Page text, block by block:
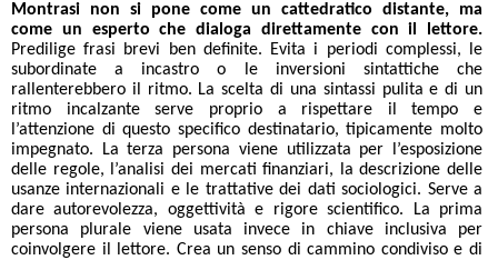
Montrasi non si pone come un cattedratico distante, ma
come un esperto che dialoga direttamente con il lettore.
Predilige frasi brevi ben definite. Evita i periodi complessi, le
subordinate a incastro o le inversioni sintattiche che
rallenterebbero il ritmo. La scelta di una sintassi pulita e di un
ritmo incalzante serve proprio a rispettare il tempo e
l’attenzione di questo specifico destinatario, tipicamente molto
impegnato. La terza persona viene utilizzata per l’esposizione
delle regole, l’analisi dei mercati finanziari, la descrizione delle
usanze internazionali e le trattative dei dati sociologici. Serve a
dare autorevolezza, oggettività e rigore scientifico. La prima
persona plurale viene usata invece in chiave inclusiva per
coinvolgere il lettore. Crea un senso di cammino condiviso e di